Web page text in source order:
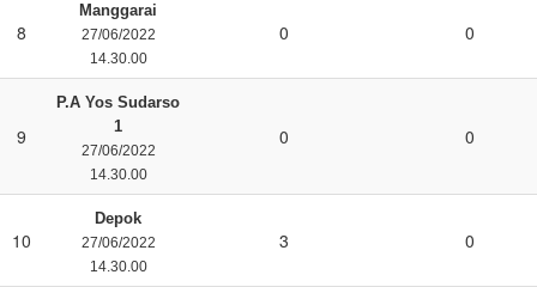
8
Manggarai
27/06/2022
14.30.00
0 0
9
P.A Yos Sudarso
1
27/06/2022
14.30.00
0 0
10
Depok
27/06/2022
14.30.00
3 0